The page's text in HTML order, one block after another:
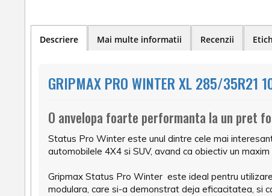
Descriere Mai multe informatii Recenzii
GRIPMAX PRO WINTER XL 285/35R21
O anvelopa foarte performanta la un pret
Status Pro Winter este unul dintre cele mai
automobilele 4X4 si SUV, avand ca obiectiv un
Gripmax Status Pro Winter este ideal pentru
modulara, care si-a demonstrat deja eficacitatea, si